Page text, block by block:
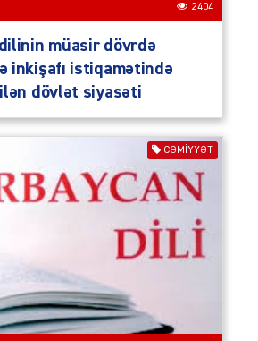
2404
müasir dövrdə
inkişafı istiqamətində
dövlət siyasəti
CƏMIYYƏT